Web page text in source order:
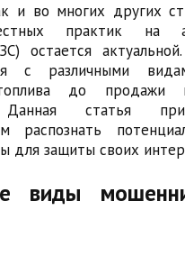
и во многих других
практик на
остается
с различными
до продажи
Данная статья
распознать
для защиты своих
виды